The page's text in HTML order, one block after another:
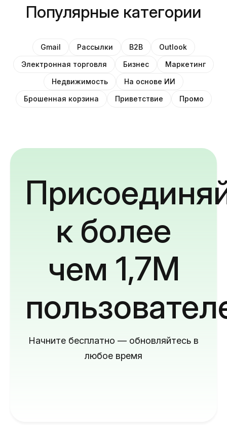
Популярные категории
Gmail Рассылки B2B
Outlook
Электронная торговля
Бизнес
Маркетинг
Недвижимость
На основе ИИ
Брошенная корзина
Приветствие Промо
к более
чем 1,7M
Начните бесплатно — обновляйтесь в
любое время